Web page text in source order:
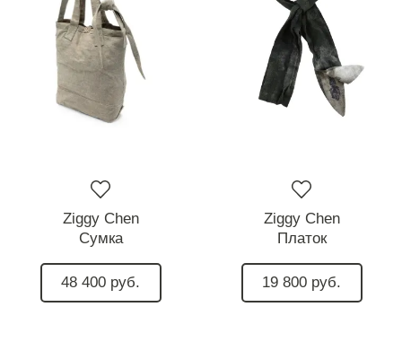
Ziggy Chen
Сумка
48 400 руб.
Ziggy Chen
Платок
19 800 руб.